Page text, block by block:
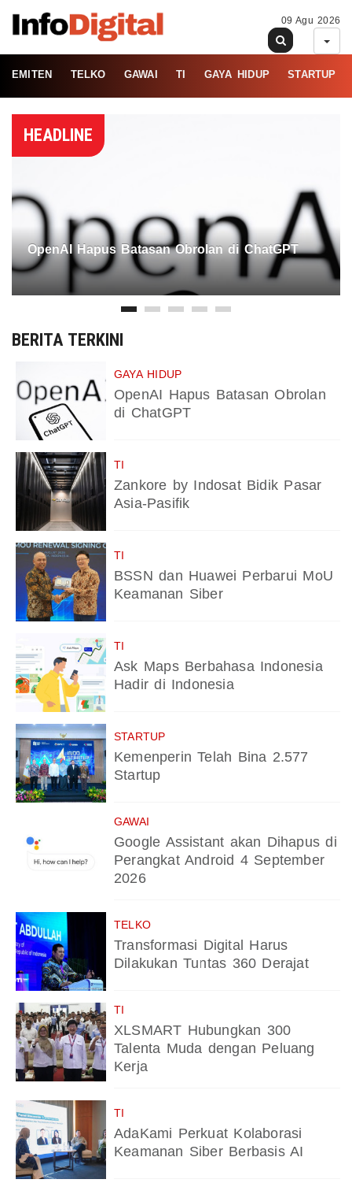
09 Agu 2026
EMITEN TELKO GAWAI TI GAYA HIDUP STARTUP
HEADLINE
OpenAI Hapus Batasan Obrolan di ChatGPT
BERITA TERKINI
GAYA HIDUP
OpenAI Hapus Batasan Obrolan
di ChatGPT
TI
Zankore by Indosat Bidik Pasar
Asia-Pasifik
TI
BSSN dan Huawei Perbarui MoU
Keamanan Siber
TI
Ask Maps Berbahasa Indonesia
Hadir di Indonesia
STARTUP
Kemenperin Telah Bina 2.577
Startup
GAWAI
Google Assistant akan Dihapus di
Perangkat Android 4 September
2026
TELKO
Transformasi Digital Harus
Dilakukan Tuntas 360 Derajat
TI
XLSMART Hubungkan 300
Talenta Muda dengan Peluang
Kerja
TI
AdaKami Perkuat Kolaborasi
Keamanan Siber Berbasis AI